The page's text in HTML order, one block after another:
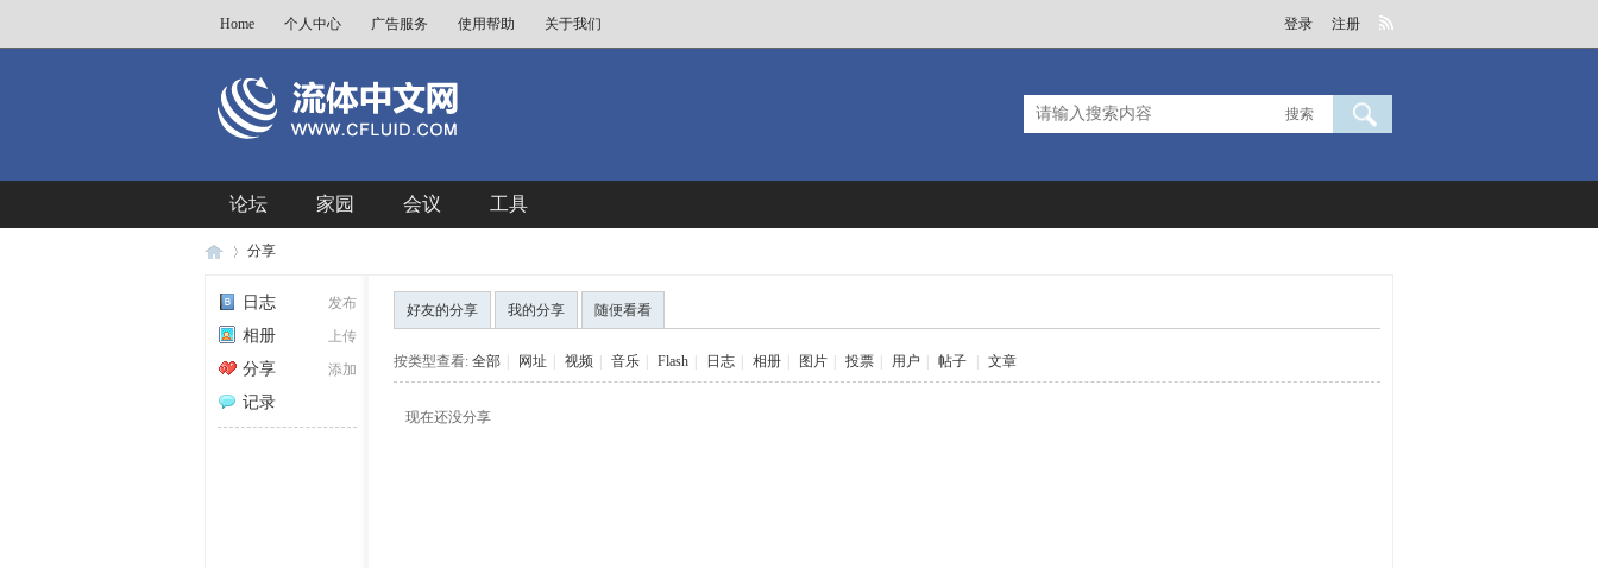
Home 个人中心 广告服务 使用帮助 关于我们 登录 注册
搜索
论坛 家园 会议 工具
分享
发布
日志
上传
相册
添加
分享
记录
好友的分享 我的分享 随便看看
按类型查看: 全部 网址 视频 音乐 Flash 日志 相册 图片 投票 用户 帖子 文章
现在还没分享